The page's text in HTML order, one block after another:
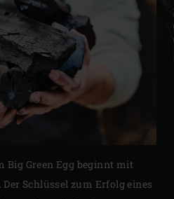
Big Green Egg beginnt mit
Schlüssel zum Erfolg eines